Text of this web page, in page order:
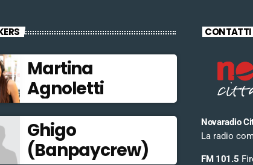
Martina
Agnoletti
Ghigo
(Banpaycrew)
Novaradio
La radio
FM 101.5